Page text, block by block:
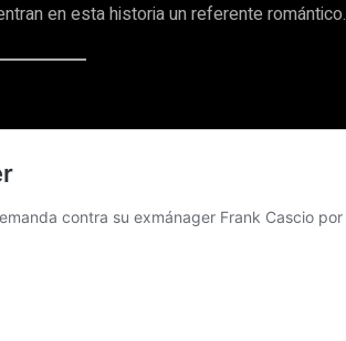
en esta historia un referente romántico.